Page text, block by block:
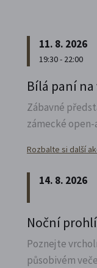
11. 8. 2026
19:30 - 22:00
Bílá paní
Zábavné
zámecké open-
Rozbalte si další
14. 8. 2026
Noční
Poznejte
působivém